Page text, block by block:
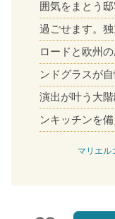
囲気をまとう
過ごせます。
ロードと欧州
ンドグラスが
演出が叶う大
ンキッチンを
マリエル